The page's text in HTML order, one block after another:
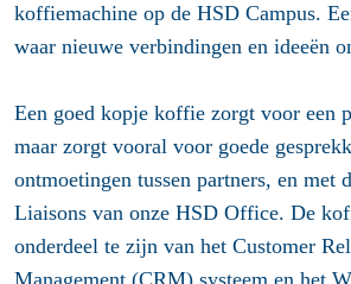
koffiemachine op de HSD Campus.
waar nieuwe verbindingen en ideeën
Een goed kopje koffie zorgt voor een
maar zorgt vooral voor goede
ontmoetingen tussen partners, en met
Liaisons van onze HSD Office. De
onderdeel te zijn van het Customer